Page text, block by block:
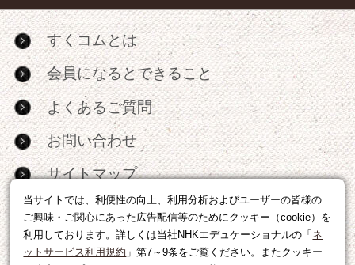
当サイトでは、利便性の向上、利用分析およびユーザーの皆様の
ご興味・ご関心にあった広告配信等のためにクッキー（cookie）を
利用しております。詳しくは当社NHKエデュケーショナルの「 ネ
ットサービス利用規約 」第7～9条をご覧ください。またクッキー
すくコムとは
会員になるとできること
よくあるご質問
お問い合わせ
サイトマップ
RSS
広告出稿・パートナーシップについて